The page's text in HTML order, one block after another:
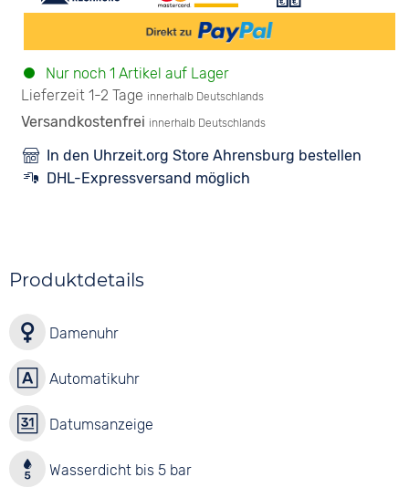
Nur noch 1 Artikel auf Lager
Lieferzeit 1-2 Tage innerhalb Deutschlands
Versandkostenfrei innerhalb Deutschlands
In den Uhrzeit.org Store Ahrensburg bestellen
DHL-Expressversand möglich
Produktdetails
Damenuhr
Automatikuhr
Datumsanzeige
Wasserdicht bis 5 bar